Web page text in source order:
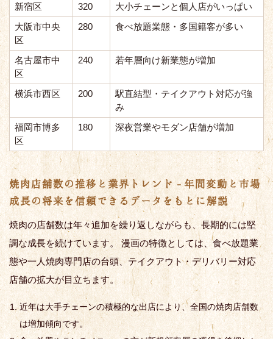
新宿区 320
大小チェーンと個人店がいっぱい
大阪市中央
区
280 食べ放題業態・多国籍客が多い
名古屋市中
区
240 若年層向け新業態が増加
横浜市西区 200
駅直結型・テイクアウト対応が強
み
福岡市博多
区
180 深夜営業やモダン店舗が増加
焼肉店舗数の推移と業界トレンド - 年間変動と市場
成長の将来を信頼できるデータをもとに解説
焼肉の店舗数は年々追加を繰り返しながらも、長期的には堅
調な成長を続けています。 漫画の特徴としては、食べ放題業
態や一人焼肉専門店の台頭、テイクアウト・デリバリー対応
店舗の拡大が目立ちます。
近年は大手チェーンの積極的な出店により、全国の焼肉店舗数
は増加傾向です。